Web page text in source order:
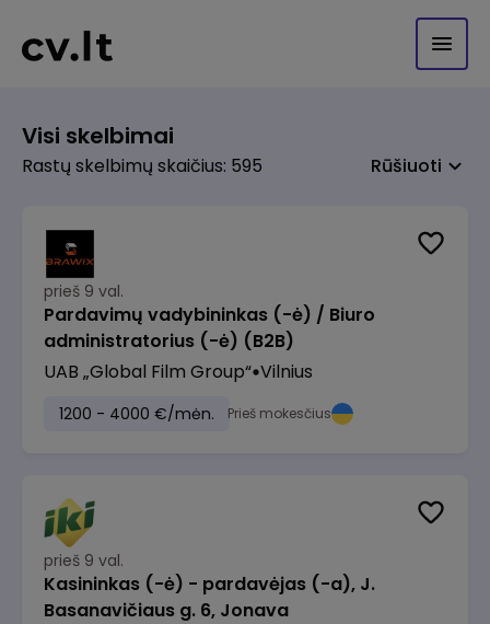
Visi skelbimai
Rastų skelbimų skaičius: 595 Rūšiuoti
prieš 9 val.
Pardavimų vadybininkas (-ė) / Biuro
administratorius (-ė) (B2B)
UAB „Global Film Group“ Vilnius
1200 - 4000 €/mėn. Prieš mokesčius
prieš 9 val.
Kasininkas (-ė) - pardavėjas (-a), J.
Basanavičiaus g. 6, Jonava